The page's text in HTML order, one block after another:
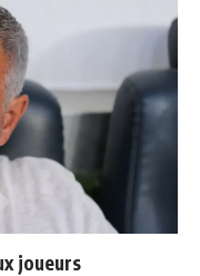
joueurs